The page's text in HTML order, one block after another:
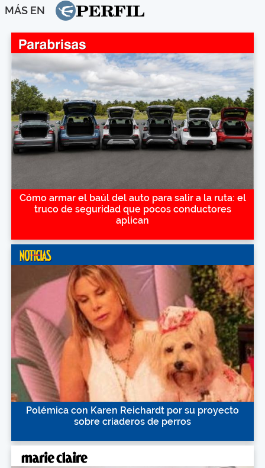
MÁS EN
Cómo armar el baúl del auto para salir a la ruta: el
truco de seguridad que pocos conductores
aplican
Polémica con Karen Reichardt por su proyecto
sobre criaderos de perros